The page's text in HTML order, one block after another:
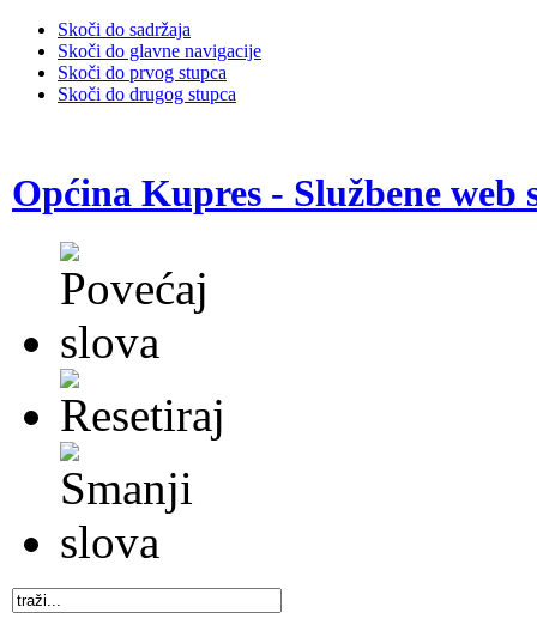
Skoči do sadržaja
Skoči do glavne navigacije
Skoči do prvog stupca
Skoči do drugog stupca
Općina Kupres - Službene web